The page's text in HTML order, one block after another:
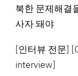
북한 문제해결
사자 돼야
[인터뷰 전문]
interview]